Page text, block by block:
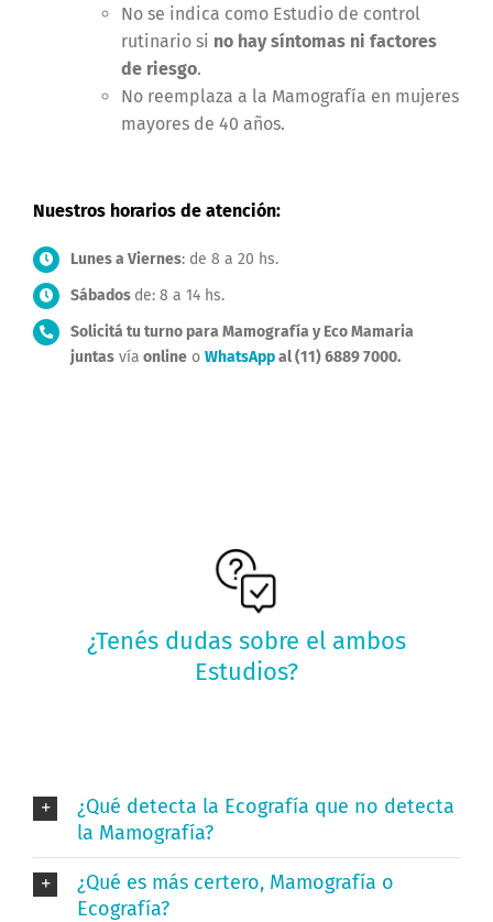
No se indica como Estudio de control
rutinario si no hay síntomas ni factores
de riesgo.
No reemplaza a la Mamografía en mujeres
mayores de 40 años.
Nuestros horarios de atención:
Lunes a Viernes: de 8 a 20 hs.
Sábados de: 8 a 14 hs.
Solicitá tu turno para Mamografía y Eco Mamaria
juntasvía onlineo WhatsAppal (11) 6889 7000.
¿Tenés dudas sobre el ambos
Estudios?
Preguntas más frecuentes
Ingresa a la categoría de nuestro blog y
¡responde tus dudas!
VER MÁS
¿Qué detecta la Ecografía que no detecta
la Mamografía?
¿Qué es más certero, Mamografía o
Ecografía?